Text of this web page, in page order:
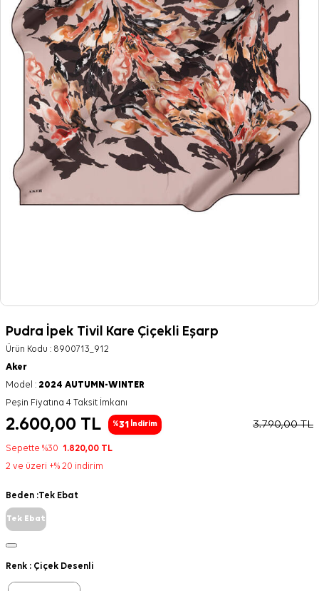
Pudra İpek Tivil Kare Çiçekli Eşarp
Ürün Kodu : 8900713_912
Aker
Model : 2024 AUTUMN-WINTER
Peşin Fiyatına 4 Taksit İmkanı
2.600,00 TL %31 İndirim 3.790,00TL
Sepette %30 1.820,00 TL
2 ve üzeri +% 20 indirim
Beden :Tek Ebat
Tek Ebat
Renk : Çiçek Desenli